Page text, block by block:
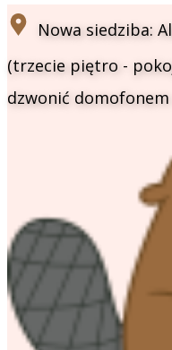
​Nowa siedziba:
(trzecie piętro -
dzwonić domofonem​